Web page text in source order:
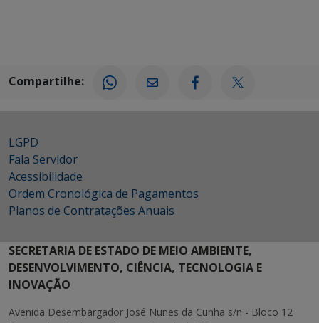
Compartilhe:
LGPD
Fala Servidor
Acessibilidade
Ordem Cronológica de Pagamentos
Planos de Contratações Anuais
SECRETARIA DE ESTADO DE MEIO AMBIENTE,
DESENVOLVIMENTO, CIÊNCIA, TECNOLOGIA E
INOVAÇÃO
Avenida Desembargador José Nunes da Cunha s/n - Bloco 12